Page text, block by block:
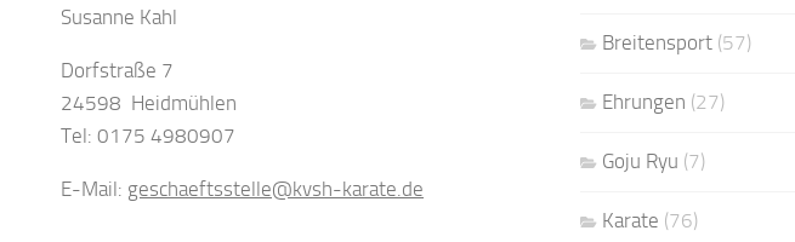
Susanne Kahl
Dorfstraße 7
24598 Heidmühlen
Tel: 0175 4980907
E-Mail: geschaeftsstelle@kvsh-karate.de
Breitensport(57)
Ehrungen (27)
Goju Ryu (7)
Karate (76)